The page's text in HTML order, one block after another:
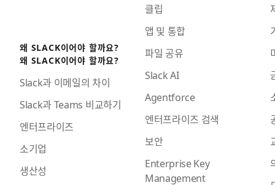
왜 SLACK이어야 할까요?
왜 SLACK이어야 할까요?
Slack과 이메일의 차이
Slack과 Teams 비교하기
엔터프라이즈
소기업
생산성
클립
앱 및 통합
파일 공유
Slack AI
Agentforce
엔터프라이즈 검색
보안
Enterprise Key
Management